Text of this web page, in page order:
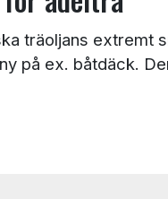
träoljans extremt
på ex. båtdäck.